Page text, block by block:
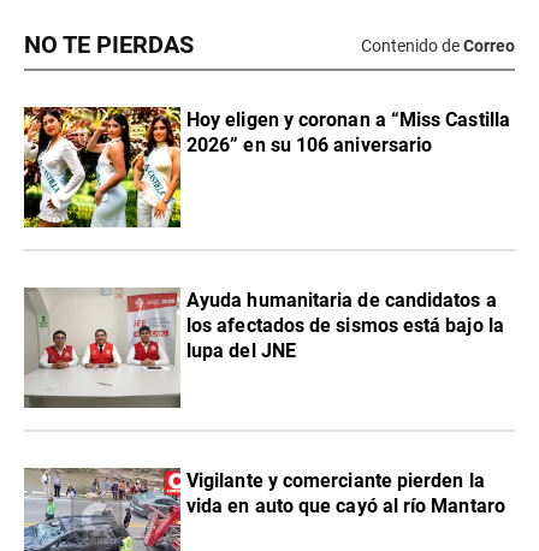
NO TE PIERDAS Contenido deCorreo
Hoy eligen y coronan a “Miss Castilla
2026” en su 106 aniversario
Ayuda humanitaria de candidatos a
los afectados de sismos está bajo la
lupa del JNE
Vigilante y comerciante pierden la
vida en auto que cayó al río Mantaro